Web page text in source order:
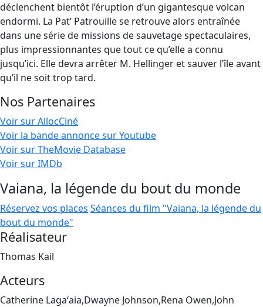
déclenchent bientôt l’éruption d’un gigantesque volcan
endormi. La Pat’ Patrouille se retrouve alors entraînée
dans une série de missions de sauvetage spectaculaires,
plus impressionnantes que tout ce qu’elle a connu
jusqu’ici. Elle devra arrêter M. Hellinger et sauver l’île avant
qu’il ne soit trop tard.
Nos Partenaires
Voir sur AllocCiné
Voir la bande annonce sur Youtube
Voir sur TheMovie Database
Voir sur IMDb
Vaiana, la légende du bout du monde
Réservez vos places Séances du film "Vaiana, la légende du
bout du monde"
Réalisateur
Thomas Kail
Acteurs
Catherine Lagaʻaia,Dwayne Johnson,Rena Owen,John